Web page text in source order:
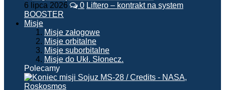
6 lipca 2026 0 Liftero – kontrakt na system
BOOSTER
Misje
Misje załogowe
Misje orbitalne
Misje suborbitalne
Misje do Ukł. Słonecz.
Polecamy